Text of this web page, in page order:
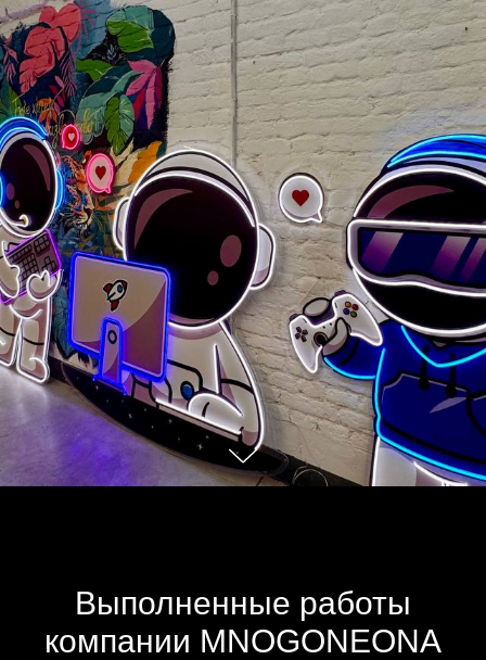
Выполненные работы
компании MNOGONEONA